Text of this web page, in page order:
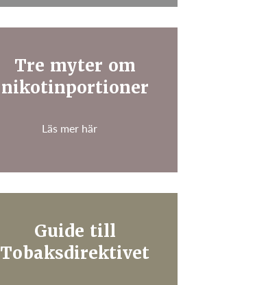
Tre myter om
nikotinportioner
Läs mer här
Guide till
Tobaksdirektivet